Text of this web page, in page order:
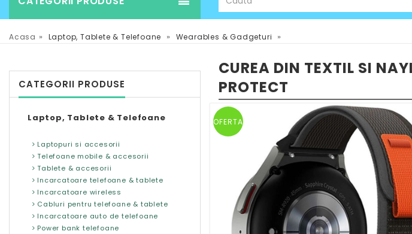
Acasa » Laptop, Tablete & Telefoane » Wearables & Gadgeturi »
CUREA DIN TEXTIL SI
PROTECT
OFERTA
CATEGORII PRODUSE
Laptop, Tablete & Telefoane
Laptopuri si accesorii
Telefoane mobile & accesorii
Tablete & accesorii
Incarcatoare telefoane & tablete
Incarcatoare wireless
Cabluri pentru telefoane & tablete
Incarcatoare auto de telefoane
Power bank telefoane